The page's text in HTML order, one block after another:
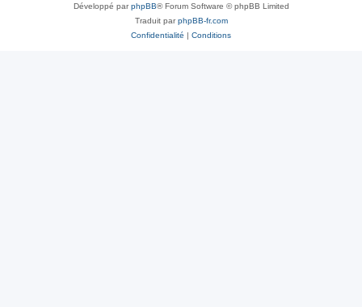
Développé parphpBB® Forum Software © phpBB Limited
Traduit parphpBB-fr.com
Confidentialité | Conditions